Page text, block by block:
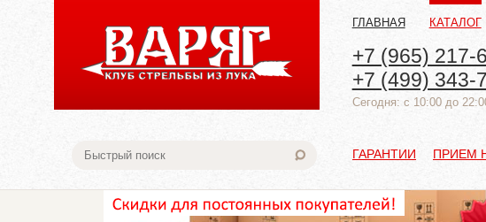
ГЛАВНАЯ КАТАЛОГ
+7 (965) 217-
+7 (499) 343-
Cегодня: с 10:00 до
ГАРАНТИИ ПРИЕМ